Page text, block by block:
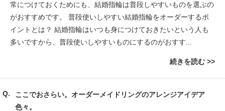
常につけておくためにも、結婚指輪は普段しやすいものを選ぶの
がおすすめです。 普段使いしやすい結婚指輪をオーダーするポ
イントとは？ 結婚指輪はいつも身につけておきたいという人も
多いですから、普段使いしやすいものにするのがおすす...
続きを読む
ここでおさらい。オーダーメイドリングのアレンジアイデア
色々。